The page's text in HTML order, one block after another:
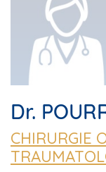
Dr.
CHIRURGIE